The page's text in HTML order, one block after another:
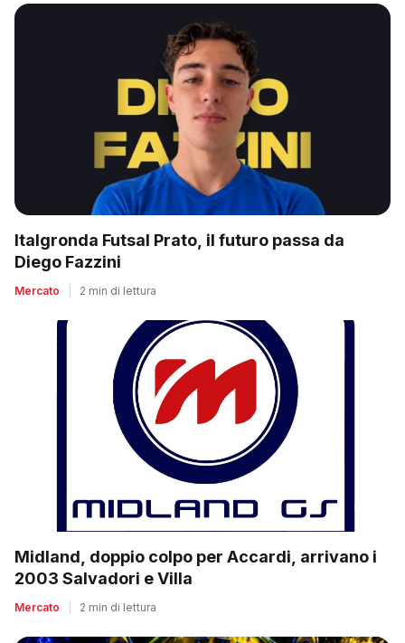
Italgronda Futsal Prato, il futuro passa da
Diego Fazzini
Mercato 2 min di lettura
Midland, doppio colpo per Accardi, arrivano i
2003 Salvadori e Villa
Mercato 2 min di lettura